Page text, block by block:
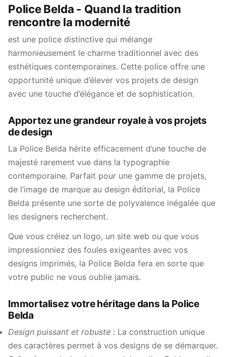
Police Belda - Quand la tradition
rencontre la modernité
est une police distinctive qui mélange
harmonieusement le charme traditionnel avec des
esthétiques contemporaines. Cette police offre une
opportunité unique d’élever vos projets de design
avec une touche d’élégance et de sophistication.
Apportez une grandeur royale à vos projets
de design
La Police Belda hérite efficacement d’une touche de
majesté rarement vue dans la typographie
contemporaine. Parfait pour une gamme de projets,
de l’image de marque au design éditorial, la Police
Belda présente une sorte de polyvalence inégalée que
les designers recherchent.
Que vous créiez un logo, un site web ou que vous
impressionniez des foules exigeantes avec vos
designs imprimés, la Police Belda fera en sorte que
votre public ne vous oublie jamais.
Immortalisez votre héritage dans la Police
Belda
Design puissant et robuste : La construction unique
des caractères permet à vos designs de se démarquer.